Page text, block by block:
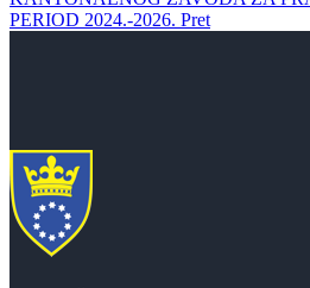
PERIOD 2024.-2026. Pret